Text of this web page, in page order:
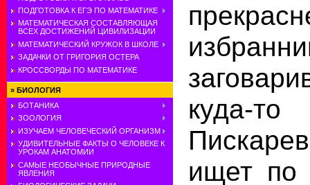
ПОДГОТОВКА К ЕГЭ ПО МАТЕМАТИКЕ
МАТЕМАТИЧЕСКАЯ СОСТАВЛЯЮЩАЯ
ВСЕХ ДОСТИЖЕНИЙ ЦИВИЛИЗАЦИИ
МАТЕМАТИЧЕСКИЙ КРУЖОК В ШКОЛЕ
ЗАДАЧКИ ОТ ГРИГОРИЯ ОСТЕРА
КРОССВОРДЫ ПО МАТЕМАТИКЕ
» БИОЛОГИЯ
БОТАНИКА
ЗООЛОГИЯ
ИЗУЧАЕМ ЧЕЛОВЕЧЕСКИЙ ОРГАНИЗМ
УДИВИТЕЛЬНЫЕ ФАКТЫ О ЧЕЛОВЕКЕ К
УРОКАМ АНАТОМИИ
САМЫЕ НЕОБЫЧНЫЕ ПРИРОДНЫЕ
ЯВЛЕНИЯ
куда-
ищет по